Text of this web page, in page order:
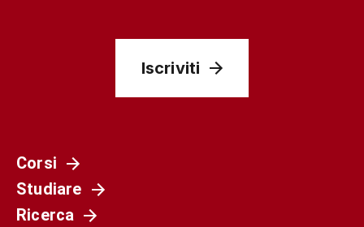
Iscriviti
Corsi
Studiare
Ricerca